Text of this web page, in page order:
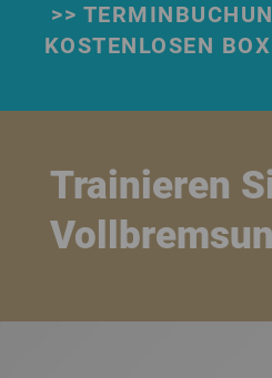
>>
KOSTENLOSEN
Trainieren